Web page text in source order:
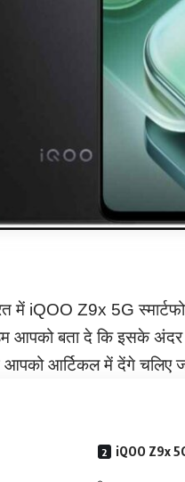
में iQOO Z9x 5G
हम आपको बता दे कि इसके
आपको आर्टिकल में देंगे चलिए
iQOO Z9x